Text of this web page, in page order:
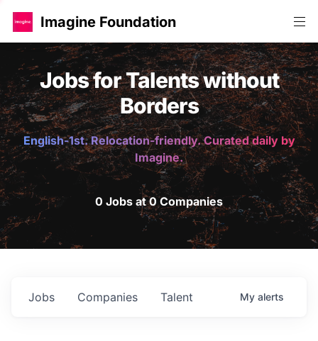
Imagine Foundation
Jobs for Talents without
Borders
English-1st. Relocation-friendly. Curated daily by
Imagine.
0 Jobs at 0 Companies
Jobs Companies Talent My alerts